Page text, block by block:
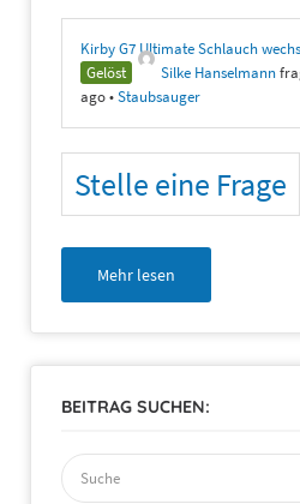
Kirby G7 Ultimate Schlauch
Gelöst
Silke Hanselmann
ago•Staubsauger
Stelle eine Frage
Mehr lesen
BEITRAG SUCHEN:
Suchen
nach: